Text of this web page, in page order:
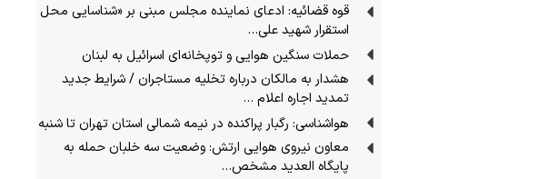
قوه قضائیه: ادعای نماینده مجلس مبنی بر «شناسایی محل
استقرار شهید علی…
حملات سنگین هوایی و توپخانه‌ای اسرائیل به لبنان
هشدار به مالکان درباره تخلیه مستاجران / شرایط جدید
تمدید اجاره اعلام …
هواشناسی: رگبار پراکنده در نیمه شمالی استان تهران تا شنبه
معاون نیروی هوایی ارتش: وضعیت سه خلبان حمله به
پایگاه العدید مشخص…